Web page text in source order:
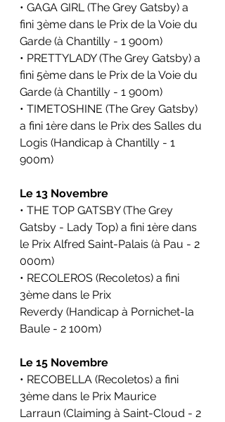
• GAGA GIRL (The Grey Gatsby) a
fini 3ème dans le Prix de la Voie du
Garde (à Chantilly - 1 900m)
• PRETTYLADY (The Grey Gatsby) a
fini 5ème dans le Prix de la Voie du
Garde (à Chantilly - 1 900m)
• TIMETOSHINE (The Grey Gatsby)
a fini 1ère dans le Prix des Salles du
Logis (Handicap à Chantilly - 1
900m)
Le 13 Novembre
• THE TOP GATSBY (The Grey
Gatsby - Lady Top) a fini 1ère dans
le Prix Alfred Saint-Palais (à Pau - 2
000m)
• RECOLEROS (Recoletos) a fini
3ème dans le Prix
Reverdy (Handicap à Pornichet-la
Baule - 2 100m)
Le 15 Novembre
• RECOBELLA (Recoletos) a fini
3ème dans le Prix Maurice
Larraun (Claiming à Saint-Cloud - 2